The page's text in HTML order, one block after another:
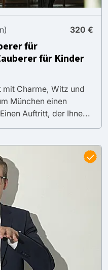
320 €
für
für Kinder
Charme, Witz und
München einen
Auftritt, der Ihne...